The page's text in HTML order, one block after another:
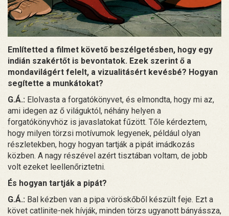
Említetted a filmet követő beszélgetésben, hogy egy
indián szakértőt is bevontatok. Ezek szerint ő a
mondavilágért felelt, a vizualitásért kevésbé? Hogyan
segítette a munkátokat?
G.Á.: Elolvasta a forgatókönyvet, és elmondta, hogy mi az,
ami idegen az ő világuktól, néhány helyen a
forgatókönyvhöz is javaslatokat fűzött. Tőle kérdeztem,
hogy milyen törzsi motívumok legyenek, például olyan
részletekben, hogy hogyan tartják a pipát imádkozás
közben. A nagy részével azért tisztában voltam, de jobb
volt ezeket leellenőriztetni.
És hogyan tartják a pipát?
G.Á.: Bal kézben van a pipa vöröskőből készült feje. Ezt a
követ catlinite-nek hívják, minden törzs ugyanott bányássza,